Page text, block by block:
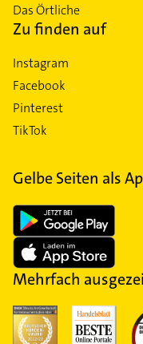
Das Örtliche
Zu finden auf
Instagram
Facebook
Pinterest
TikTok
Gelbe Seiten als
Mehrfach